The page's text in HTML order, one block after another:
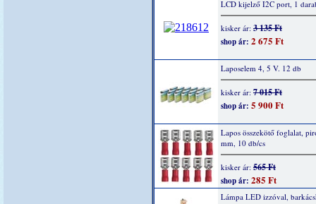
LCD kijelző I2C port, 1
kisker ár: 3 135 Ft
shop ár: 2 675 Ft
Laposelem 4, 5 V. 12 db
kisker ár: 7 015 Ft
shop ár: 5 900 Ft
Lapos összekötő foglalat,
mm, 10 db/cs
kisker ár: 565 Ft
shop ár: 285 Ft
Lámpa LED izzóval,